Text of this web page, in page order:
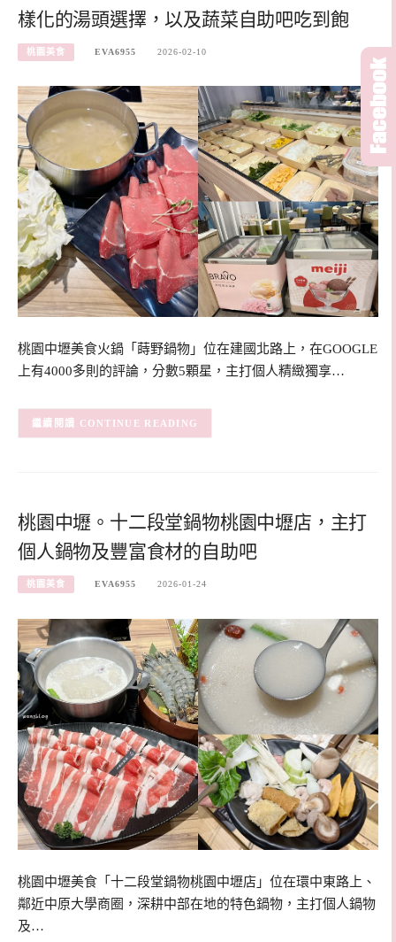
樣化的湯頭選擇，以及蔬菜自助吧吃到飽
桃園美食 EVA6955 2026-02-10
桃園中壢美食火鍋「蒔野鍋物」位在建國北路上，在GOOGLE
上有4000多則的評論，分數5顆星，主打個人精緻獨享…
CONTINUE READING
桃園中壢。十二段堂鍋物桃園中壢店，主打
個人鍋物及豐富食材的自助吧
桃園美食 EVA6955 2026-01-24
桃園中壢美食「十二段堂鍋物桃園中壢店」位在環中東路上、
鄰近中原大學商圈，深耕中部在地的特色鍋物，主打個人鍋物
及…